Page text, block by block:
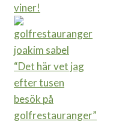
viner!
“Det här vet jag
efter tusen
besök på
golfrestauranger”